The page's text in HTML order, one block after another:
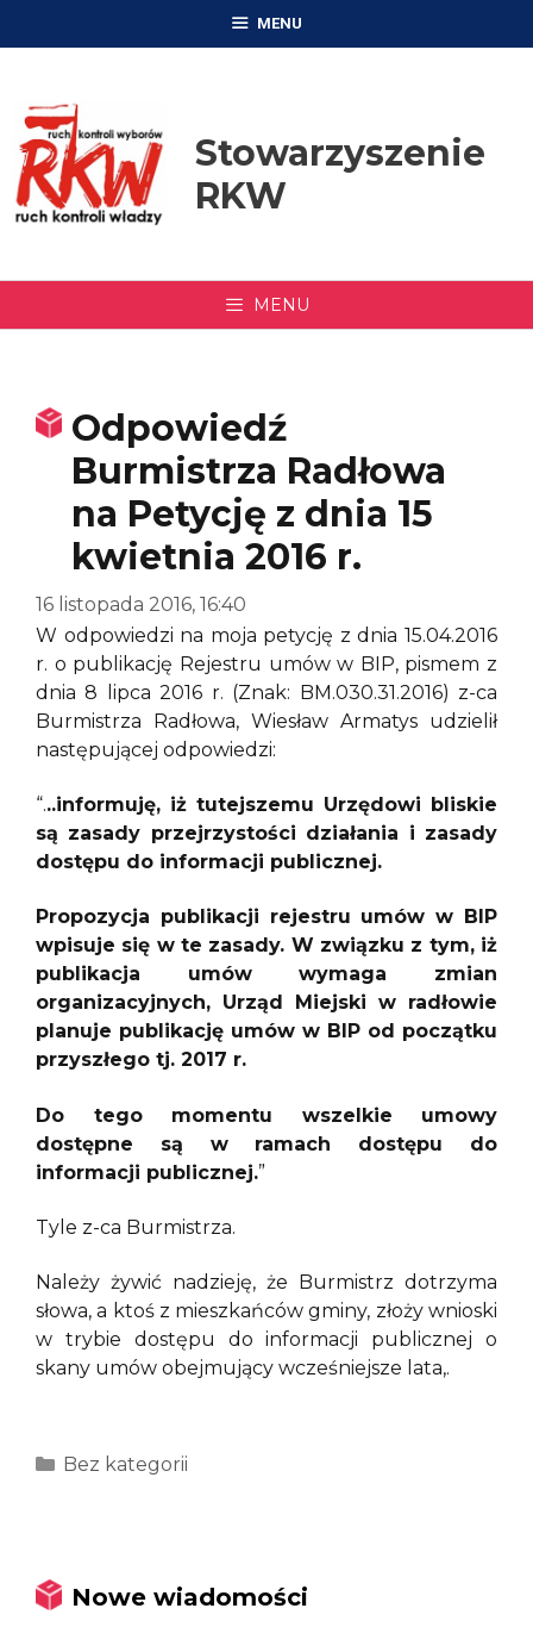
MENU
Stowarzyszenie
RKW
MENU
Odpowiedź
Burmistrza Radłowa
na Petycję z dnia 15
kwietnia 2016 r.
16 listopada 2016, 16:40
W odpowiedzi na moja petycję z dnia 15.04.2016
r. o publikację Rejestru umów w BIP, pismem z
dnia 8 lipca 2016 r. (Znak: BM.030.31.2016) z-ca
Burmistrza Radłowa, Wiesław Armatys udzielił
następującej odpowiedzi:
“...informuję, iż tutejszemu Urzędowi bliskie
są zasady przejrzystości działania i zasady
dostępu do informacji publicznej.
Propozycja publikacji rejestru umów w BIP
wpisuje się w te zasady. W związku z tym, iż
publikacja umów wymaga zmian
organizacyjnych, Urząd Miejski w radłowie
planuje publikację umów w BIP od początku
przyszłego tj. 2017 r.
Do tego momentu wszelkie umowy
dostępne są w ramach dostępu do
informacji publicznej.”
Tyle z-ca Burmistrza.
Należy żywić nadzieję, że Burmistrz dotrzyma
słowa, a ktoś z mieszkańców gminy, złoży wnioski
w trybie dostępu do informacji publicznej o
skany umów obejmujący wcześniejsze lata,.
Kategorie
Bez kategorii
Nowe wiadomości